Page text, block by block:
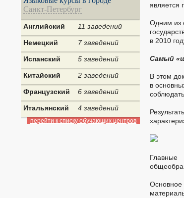
является
Одним из
в 2010
Самый
В этом
в
Основное
Санкт-Петербург
Английский 11 заведений
Немецкий 7 заведений
Испанский 5 заведений
Китайский 2 заведений
Французский 6 заведений
Итальянский 4 заведений
перейти к списку обучающих центров